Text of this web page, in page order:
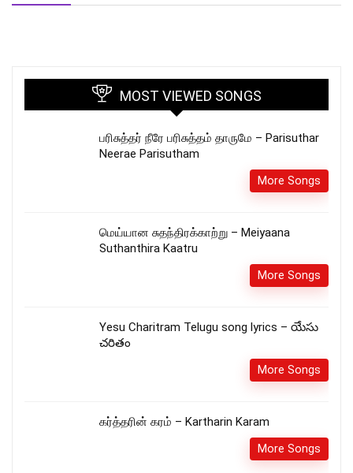
MOST VIEWED SONGS
பரிசுத்தர் நீரே பரிசுத்தம் தாருமே – Parisuthar
Neerae Parisutham
More Songs
மெய்யான சுதந்திரக்காற்று – Meiyaana
Suthanthira Kaatru
More Songs
Yesu Charitram Telugu song lyrics – యేసు
చరితం
More Songs
கர்த்தரின் கரம் – Kartharin Karam
More Songs